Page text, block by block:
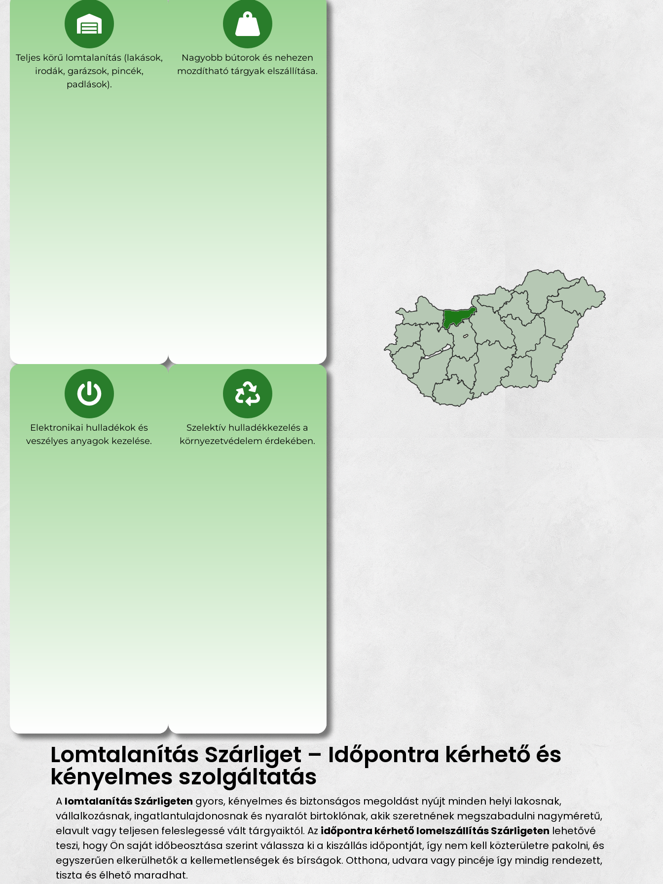
Teljes körű lomtalanítás (lakások,
irodák, garázsok, pincék,
padlások).
Nagyobb bútorok és nehezen
mozdítható tárgyak elszállítása.
Elektronikai hulladékok és
veszélyes anyagok kezelése.
Szelektív hulladékkezelés a
környezetvédelem érdekében.
Lomtalanítás Szárliget – Időpontra kérhető és
kényelmes szolgáltatás
A lomtalanítás Szárligeten gyors, kényelmes és biztonságos megoldást nyújt minden helyi lakosnak,
vállalkozásnak, ingatlantulajdonosnak és nyaralót birtoklónak, akik szeretnének megszabadulni nagyméretű,
elavult vagy teljesen feleslegessé vált tárgyaiktól. Az időpontra kérhető lomelszállítás Szárligeten lehetővé
teszi, hogy Ön saját időbeosztása szerint válassza ki a kiszállás időpontját, így nem kell közterületre pakolni, és
egyszerűen elkerülhetők a kellemetlenségek és bírságok. Otthona, udvara vagy pincéje így mindig rendezett,
tiszta és élhető maradhat.